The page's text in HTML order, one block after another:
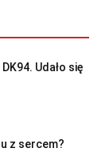
Udało się
z sercem?